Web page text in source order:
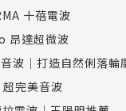
十蓓電波
昂達超微波
波｜打造自然俐落輪
完美音波